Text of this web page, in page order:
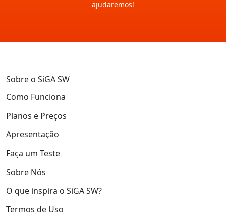
ajudaremos!
Sobre o SiGA SW
Como Funciona
Planos e Preços
Apresentação
Faça um Teste
Sobre Nós
O que inspira o SiGA SW?
Termos de Uso